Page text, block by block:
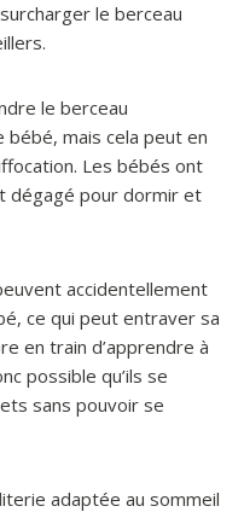
le berceau
le berceau
mais cela peut en
Les bébés ont
dégagé pour dormir et
accidentellement
ce qui peut entraver sa
en train d’apprendre à
possible qu’ils se
sans pouvoir se
adaptée au sommeil